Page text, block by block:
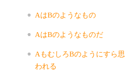
AはBのようなもの
AはBのようなものだ
AもむしろBのようにすら思
われる